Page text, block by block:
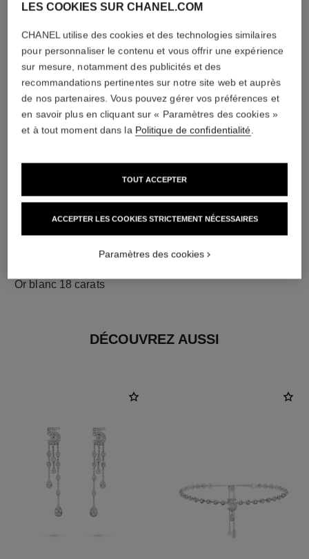
50 diamants taille brillant et 1 diamant taille poire
totalisant 2,79 carats
dont 1 diamant de centre taille brillant de 0,40 carat
certifié par le GIA, et un diamant de centre taille poire de
Caractéristiques variables**
Or blanc 18 carats
DÉCOUVREZ AUSSI
LES COOKIES SUR CHANEL.COM
CHANEL utilise des cookies et des technologies similaires
pour personnaliser le contenu et vous offrir une expérience
sur mesure, notamment des publicités et des
recommandations pertinentes sur notre site web et auprès
de nos partenaires. Vous pouvez gérer vos préférences et
en savoir plus en cliquant sur « Paramètres des cookies »
et à tout moment dans la Politique de confidentialité
ACCEPTER LES COOKIES STRICTEMENT NÉCESSAIRES
TOUT ACCEPTER
Paramètres des cookies